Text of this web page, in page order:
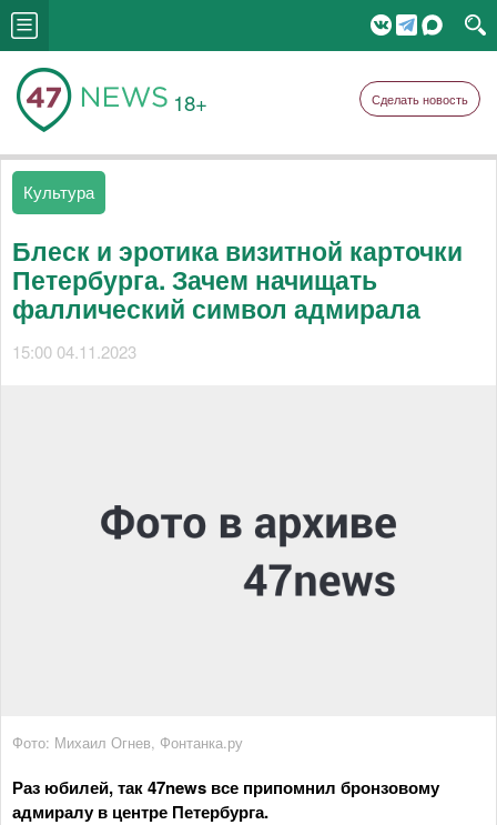
18+ Сделать новость
Культура
Блеск и эротика визитной карточки
Петербурга. Зачем начищать
фаллический символ адмирала
15:00 04.11.2023
Фото: Михаил Огнев, Фонтанка.ру
Раз юбилей, так 47news все припомнил бронзовому
адмиралу в центре Петербурга.